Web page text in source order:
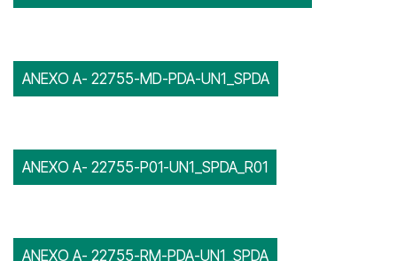
ANEXO A- 22755-MD-PDA-UN1_SPDA
ANEXO A- 22755-P01-UN1_SPDA_R01
ANEXO A- 22755-RM-PDA-UN1_SPDA